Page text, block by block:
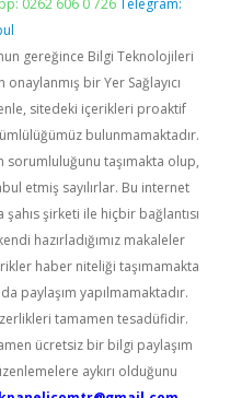
0262 606 0 726 Telegram:
gereğince Bilgi Teknolojileri
bir Yer Sağlayıcı
sitedeki içerikleri proaktif
bulunmamaktadır.
sorumluluğunu taşımakta olup,
etmiş sayılırlar. Bu internet
şirketi ile hiçbir bağlantısı
hazırladığımız makaleler
haber niteliği taşımamakta
paylaşım yapılmamaktadır.
tamamen tesadüfidir.
ücretsiz bir bilgi paylaşım
aykırı olduğunu